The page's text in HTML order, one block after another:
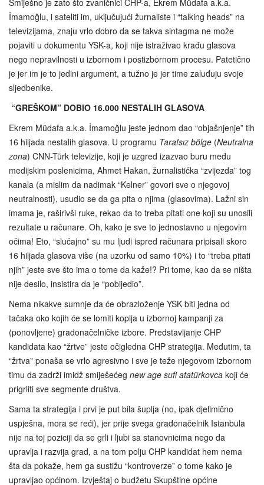
Smiješno je zato što zvaničnici CHP-a, Ekrem Müdafa a.k.a.
İmamoğlu, i sateliti im, uključujući žurnaliste i “talking heads” na
televizijama, znaju vrlo dobro da se takva sintagma ne može
pojaviti u dokumentu YSK-a, koji nije istraživao krađu glasova
nego nepravilnosti u izbornom i postizbornom procesu. Patetično
je jer im je to jedini argument, a tužno je jer time zaluđuju svoje
sljedbenike.
“GREŠKOM” DOBIO 16.000 NESTALIH GLASOVA
Ekrem Müdafa a.k.a. İmamoğlu jeste jednom dao “objašnjenje” tih
16 hiljada nestalih glasova. U programu Tarafsız bölge (Neutralna
zona) CNN-Türk televizije, koji je uzgred izazvao buru među
medijskim poslenicima, Ahmet Hakan, žurnalistička “zvijezda” tog
kanala (a mislim da nadimak “Kelner” govori sve o njegovoj
neutralnosti), usudio se da ga pita o njima (glasovima). Lažni sin
imama je, raširivši ruke, rekao da to treba pitati one koji su unosili
rezultate u računare. Oh, kako je sve to jednostavno u njegovim
očima! Eto, “slučajno” su mu ljudi ispred računara pripisali skoro
16 hiljada glasova više (na uzorku od samo 10%) i to “treba pitati
njih” jeste sve što ima o tome da kaže!? Pri tome, kao da se ništa
nije desilo, insistira da je “pobijedio”.
Nema nikakve sumnje da će obrazloženje YSK biti jedna od
tačaka oko kojih će se lomiti koplja u izbornoj kampanji za
(ponovljene) gradonačelničke izbore. Predstavljanje CHP
kandidata kao “žrtve” jeste očigledna CHP strategija. Međutim, ta
“žrtva” ponaša se vrlo agresivno i sve je teže njegovom izbornom
timu da zadrži imidž smiješećeg new age sufi atatürkovca koji će
prigrliti sve segmente društva.
Sama ta strategija i prvi je put bila šuplja (no, ipak djelimično
uspješna, mora se reći), jer prije svega gradonačelnik Istanbula
nije na toj poziciji da se grli i ljubi sa stanovnicima nego da
upravlja i razvija grad, a na tom polju CHP kandidat hem nema
šta da pokaže, hem ga sustižu “kontroverze” o tome kako je
upravljao općinom. Izvještaj o budžetu Skupštine općine